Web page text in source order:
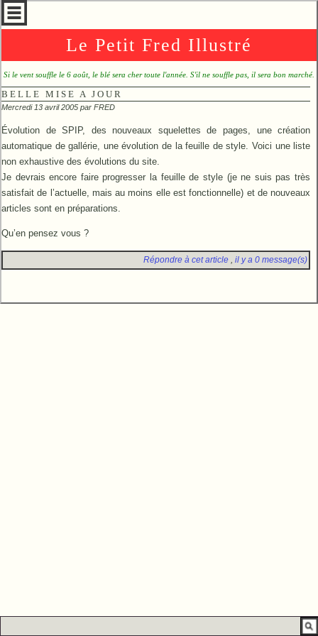
Le Petit Fred Illustré
Si le vent souffle le 6 août, le blé sera cher toute l'année. S'il ne souffle pas, il sera bon marché.
BELLE MISE A JOUR
Mercredi 13 avril 2005 par FRED
Évolution de SPIP, des nouveaux squelettes de pages, une création
automatique de gallérie, une évolution de la feuille de style. Voici une liste
non exhaustive des évolutions du site.
Je devrais encore faire progresser la feuille de style (je ne suis pas très
satisfait de l’actuelle, mais au moins elle est fonctionnelle) et de nouveaux
articles sont en préparations.
Qu’en pensez vous ?
Répondre à cet article,il y a 0 message(s)